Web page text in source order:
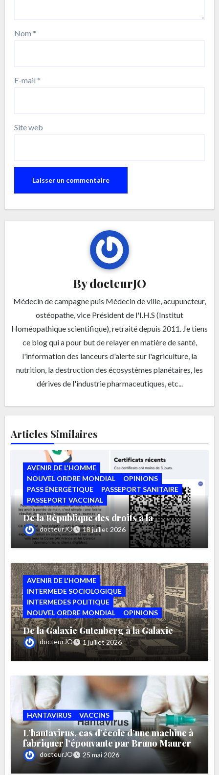
BydocteurJO
Médecin de campagne puis Médecin de ville, acupuncteur,
ostéopathe, vice Président de l'I.H.S (Institut
Homéopathique scientifique), retraité depuis 2011. Je tiens
ce blog qui a pour but de relayer en matière de santé,
l'information des lanceurs d'alerte sur l'agriculture, la
nutrition, la destruction des écosystèmes planétaires, les
dérives de l'industrie pharmaceutiques, etc...
Articles Similaires
AVENIR DE L'HOMME
NOUVEL ORDRE MONDIAL
OPINIONS
PASS ÉNERGÉTIQUE
PASSEPORT SANITAIRE
PASSEPORT VACCINAL
De la République des droits à la
République des autorisations par Bruno
MAURER
docteurJO 18 juillet 2026
AVENIR DE L'HOMME
INTERMEDE SOCIOLOGIQUE
INTERMEDES POLITIQUE
NOUVEL ORDRE MONDIAL
OPINIONS
De la Galaxie Gutenberg à la Galaxie
TikTok par Bruno MAURERg
docteurJO 1 juillet 2026
HANTAVIRUS VACCINS
L’hantavirus, cas d’école d’une machine à
fabriquer l’épouvante par Bruno Maurer
docteurJO 25 mai 2026
Nom *
E-mail *
Site web